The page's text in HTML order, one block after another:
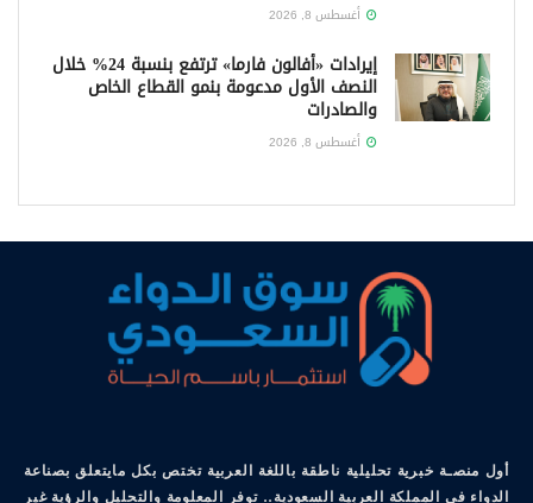
أغسطس 8, 2026
إيرادات «أفالون فارما» ترتفع بنسبة 24% خلال
النصف الأول مدعومة بنمو القطاع الخاص
والصادرات
أغسطس 8, 2026
أول منصـة خبرية تحليلية ناطقة باللغة العربية تختص بكل مايتعلق بصناعة
الدواء في المملكة العربية السعودية.. توفر المعلومة والتحليل والرؤية غير